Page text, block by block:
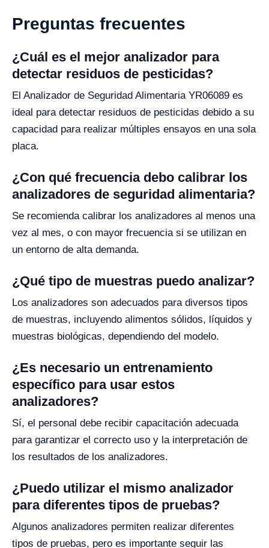
Preguntas frecuentes
¿Cuál es el mejor analizador para
detectar residuos de pesticidas?
El Analizador de Seguridad Alimentaria YR06089 es
ideal para detectar residuos de pesticidas debido a su
capacidad para realizar múltiples ensayos en una sola
placa.
¿Con qué frecuencia debo calibrar los
analizadores de seguridad alimentaria?
Se recomienda calibrar los analizadores al menos una
vez al mes, o con mayor frecuencia si se utilizan en
un entorno de alta demanda.
¿Qué tipo de muestras puedo analizar?
Los analizadores son adecuados para diversos tipos
de muestras, incluyendo alimentos sólidos, líquidos y
muestras biológicas, dependiendo del modelo.
¿Es necesario un entrenamiento
específico para usar estos
analizadores?
Sí, el personal debe recibir capacitación adecuada
para garantizar el correcto uso y la interpretación de
los resultados de los analizadores.
¿Puedo utilizar el mismo analizador
para diferentes tipos de pruebas?
Algunos analizadores permiten realizar diferentes
tipos de pruebas, pero es importante seguir las